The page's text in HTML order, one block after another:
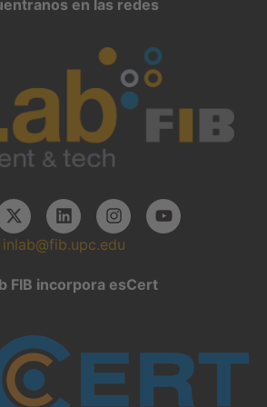
en las redes
inlab@fib.upc.edu
FIB incorpora esCert